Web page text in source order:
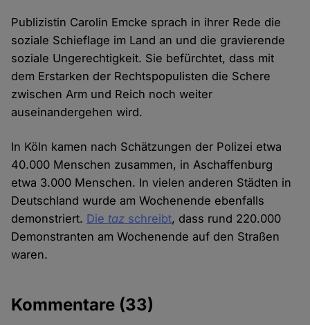
Publizistin Carolin Emcke sprach in ihrer Rede die
soziale Schieflage im Land an und die gravierende
soziale Ungerechtigkeit. Sie befürchtet, dass mit
dem Erstarken der Rechtspopulisten die Schere
zwischen Arm und Reich noch weiter
auseinandergehen wird.
In Köln kamen nach Schätzungen der Polizei etwa
40.000 Menschen zusammen, in Aschaffenburg
etwa 3.000 Menschen. In vielen anderen Städten in
Deutschland wurde am Wochenende ebenfalls
demonstriert. Die taz schreibt, dass rund 220.000
Demonstranten am Wochenende auf den Straßen
waren.
Kommentare (33)